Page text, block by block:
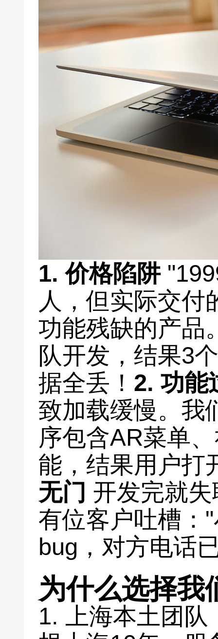
1.价格陷阱
人，但实际交付
功能残缺的产品
队开发，结果3
据全丢！ 2. 功能
致加载缓慢。我
序包含AR菜单
能，结果用户打
无门 开发完就
有位客户吐槽：
bug，对方电话
为什么选择我
1. 上海本土团